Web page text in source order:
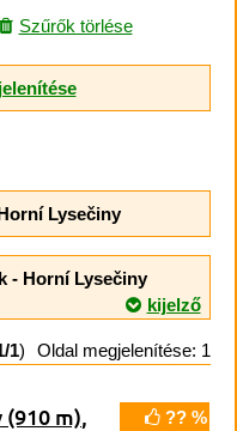
Szűrők törlése
Lysečiny
- Horní Lysečiny
kijelző
1) Oldal megjelenítése: 1
?? %
(910 m)